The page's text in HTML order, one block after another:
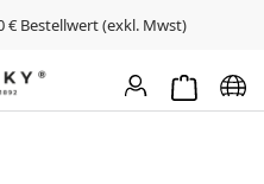
€ Bestellwert (exkl. Mwst)